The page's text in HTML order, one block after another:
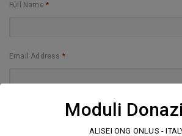
Full Name*
Email Address *
Moduli
ALISEI ONG ONLUS -